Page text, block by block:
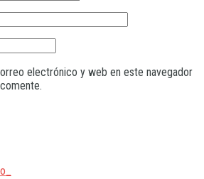
electrónico y web en este navegador